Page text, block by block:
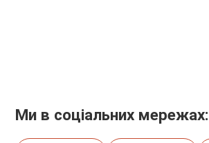
Ми в соціальних мережах: